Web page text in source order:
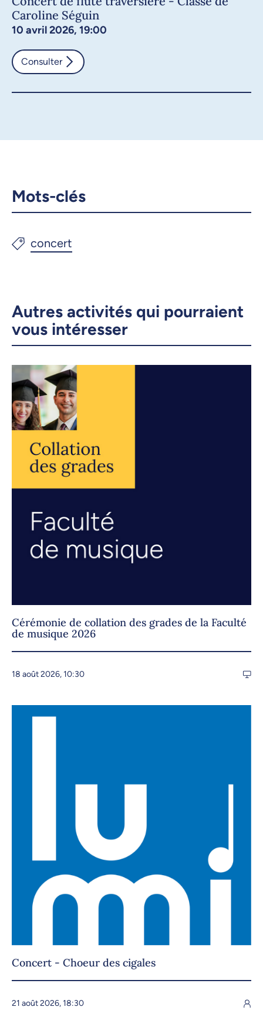
Caroline Séguin
10 avril 2026, 19:00
Consulter
Mots-clés
Autres activités qui pourraient
vous intéresser
Cérémonie de collation des grades de la Faculté
de musique 2026
18 août 2026, 10:30
Concert - Choeur des cigales
21 août 2026, 18:30